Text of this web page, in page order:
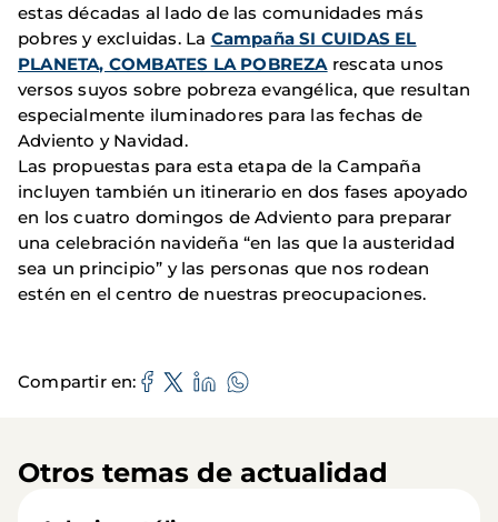
estas décadas al lado de las comunidades más
pobres y excluidas. La Campaña SI CUIDAS EL
PLANETA, COMBATES LA POBREZArescata unos
versos suyos sobre pobreza evangélica, que resultan
especialmente iluminadores para las fechas de
Adviento y Navidad.
Las propuestas para esta etapa de la Campaña
incluyen también un itinerario en dos fases apoyado
en los cuatro domingos de Adviento para preparar
una celebración navideña “en las que la austeridad
sea un principio” y las personas que nos rodean
estén en el centro de nuestras preocupaciones.
Compartir en
Otros temas de actualidad